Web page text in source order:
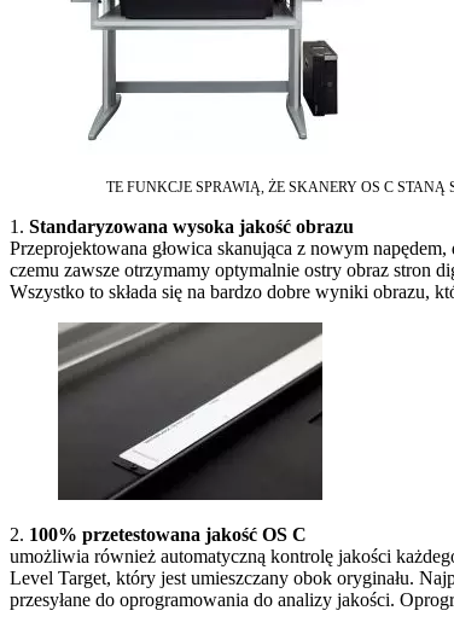
TE FUNKCJE SPRAWIĄ, ŻE ​​SKANERY OS C STANĄ
1. Standaryzowana wysoka jakość obrazu
Przeprojektowana głowica skanująca z nowym
czemu zawsze otrzymamy optymalnie ostry obraz stron
Wszystko to składa się na bardzo dobre wyniki obrazu,
2. 100% przetestowana jakość OS C
umożliwia również automatyczną kontrolę jakości
Level Target, który jest umieszczany obok oryginału.
przesyłane do oprogramowania do analizy jakości.